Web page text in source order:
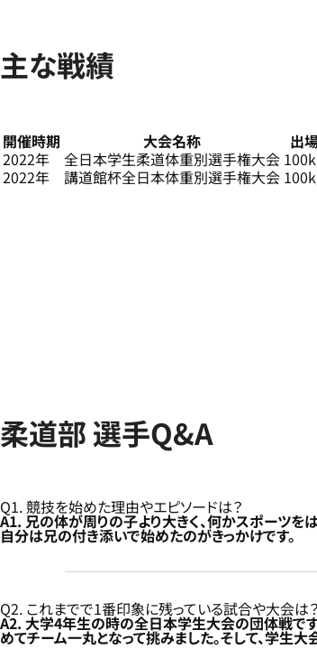
主な戦績
開催時期 大会名称 出
2022年
全日本学生柔道体重別選手権大会
2022年
講道館杯全日本体重別選手権大会
柔道部 選手Q&A
Q1. 競技を始めた理由やエピソードは？
A1. 兄の体が周りの子より大きく、何かスポーツを
自分は兄の付き添いで始めたのがきっかけです。
Q2. これまでで1番印象に残っている試合や大会は？
A2. 大学4年生の時の全日本学生大会の団体戦です
めてチーム一丸となって挑みました。そして、学生